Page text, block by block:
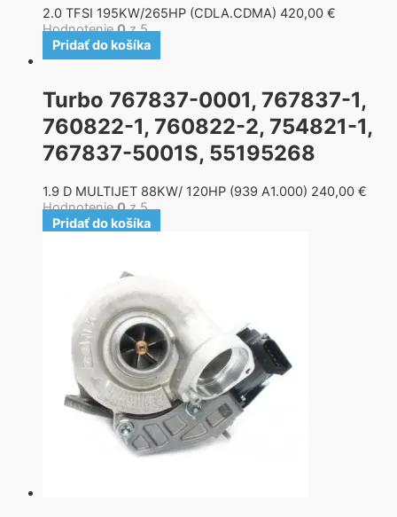
2.0 TFSI 195KW/265HP (CDLA.CDMA) 420,00 €
Hodnotenie0z 5
Pridať do košíka
Turbo 767837-0001, 767837-1,
760822-1, 760822-2, 754821-1,
767837-5001S, 55195268
1.9 D MULTIJET 88KW/ 120HP (939 A1.000) 240,00 €
Hodnotenie0z 5
Pridať do košíka